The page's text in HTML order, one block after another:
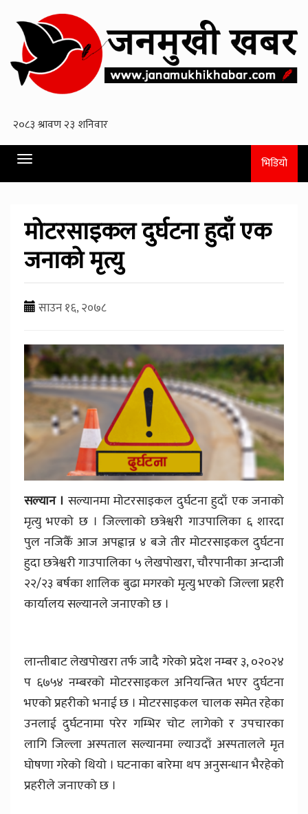
Toggle
navigation
भिडियो
मोटरसाइकल दुर्घटना हुदाँ एक
जनाको मृत्यु
साउन १६, २०७८
सल्यान । सल्यानमा मोटरसाइकल दुर्घटना हुदाँ एक जनाको
मृत्यु भएको छ । जिल्लाको छत्रेश्वरी गाउपालिका ६ शारदा
पुल नजिकैँ आज अपह्वान्न ४ बजे तीर मोटरसाइकल दुर्घटना
हुदा छत्रेश्वरी गाउपालिका ५ लेखपोखरा, चौरपानीका अन्दाजी
२२/२३ बर्षका शालिक बुढा मगरको मृत्यु भएको जिल्ला प्रहरी
कार्यालय सल्यानले जनाएको छ ।
लान्तीबाट लेखपोखरा तर्फ जादै गरेको प्रदेश नम्बर ३, ०२०२४
प ६७५४ नम्बरको मोटरसाइकल अनियन्त्रित भएर दुर्घटना
भएको प्रहरीको भनाई छ । मोटरसाइकल चालक समेत रहेका
उनलाई दुर्घटनामा परेर गम्भिर चोट लागेको र उपचारका
लागि जिल्ला अस्पताल सल्यानमा ल्याउदाँ अस्पतालले मृत
घोषणा गरेको थियो । घटनाका बारेमा थप अनुसन्धान भैरहेको
प्रहरीले जनाएको छ ।